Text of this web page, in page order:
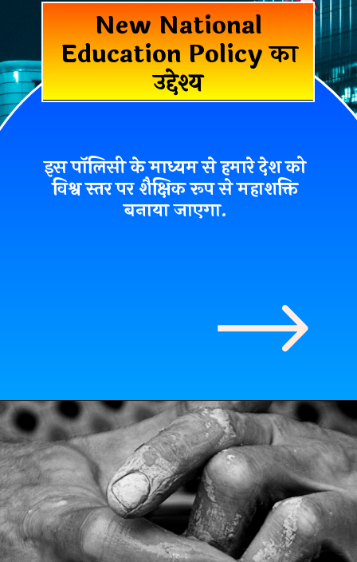
New National
Education Policy का
उद्देश्य
इस पॉलिसी के माध्यम से हमारे देश को
विश्व स्तर परशैक्षिक रूप से महाशक्ति
बनाया जाएगा.